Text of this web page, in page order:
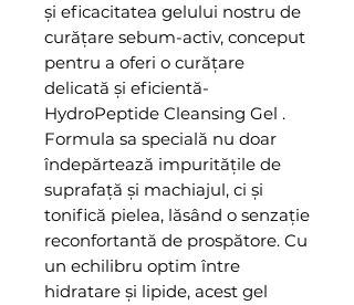
și eficacitatea gelului nostru de
curățare sebum-activ, conceput
pentru a oferi o curățare
delicată și eficientă-
HydroPeptide Cleansing Gel .
Formula sa specială nu doar
îndepărtează impuritățile de
suprafață și machiajul, ci și
tonifică pielea, lăsând o senzație
reconfortantă de prospătore. Cu
un echilibru optim între
hidratare și lipide, acest gel